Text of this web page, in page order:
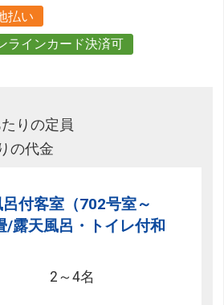
払い
ラインカード決済可
りの定員
の代金
呂付客室（702号室～
/露天風呂・トイレ付和
2～4名